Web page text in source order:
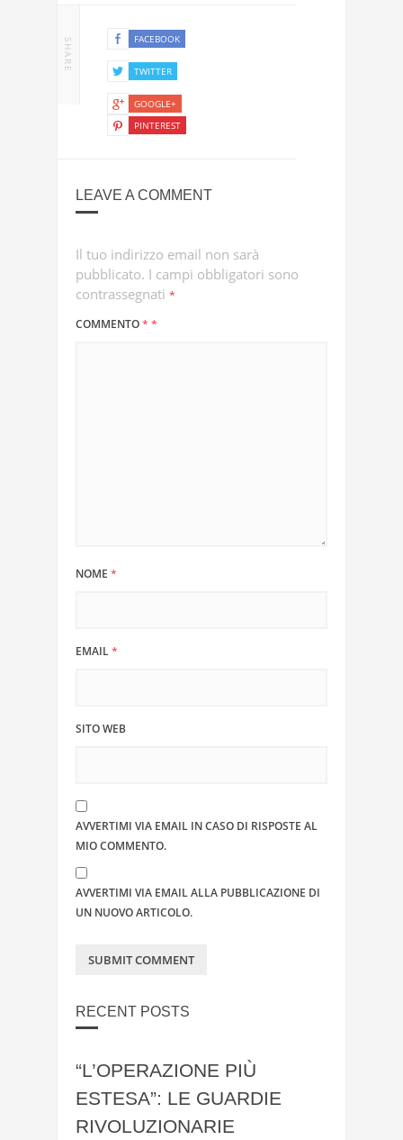
SHARE FACEBOOK
TWITTER
GOOGLE+
PINTEREST
LEAVE A COMMENT
Il tuo indirizzo email non sarà
pubblicato. I campi obbligatori sono
contrassegnati *
COMMENTO* *
NOME *
EMAIL*
SITO WEB
AVVERTIMI VIA EMAIL IN CASO DI RISPOSTE AL
MIO COMMENTO.
AVVERTIMI VIA EMAIL ALLA PUBBLICAZIONE DI
UN NUOVO ARTICOLO.
RECENT POSTS
“L’OPERAZIONE PIÙ
ESTESA”: LE GUARDIE
RIVOLUZIONARIE